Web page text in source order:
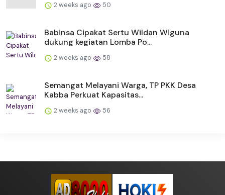
2 weeks ago 50
Babinsa Cipakat Sertu Wildan Wiguna
dukung kegiatan Lomba Po...
2 weeks ago 58
Semangat Melayani Warga, TP PKK Desa
Kabba Perkuat Kapasitas...
2 weeks ago 56